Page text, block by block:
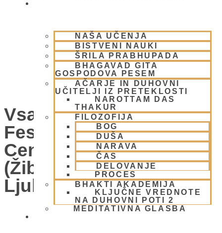
NAŠA UČENJA
BISTVENI NAUKI
ŠRILA PRABHUPADA
BHAGAVAD GITA
GOSPODOVA PESEM
AČARJE IN DUHOVNI
UČITELJI IZ PRETEKLOSTI
NAROTTAM DAS
THAKUR
FILOZOFIJA
BOG
DUŠA
NARAVA
ČAS
DELOVANJE
PROCES
BHAKTI AKADEMIJA
KLJUČNE VREDNOTE
NA DUHOVNI POTI 2
MEDITATIVNA GLASBA
Vsako Nedeljo Mini
Festival V Hare Krišna
Centru – VABLJENI
(Žibertova 27, 1000
Ljubljana)